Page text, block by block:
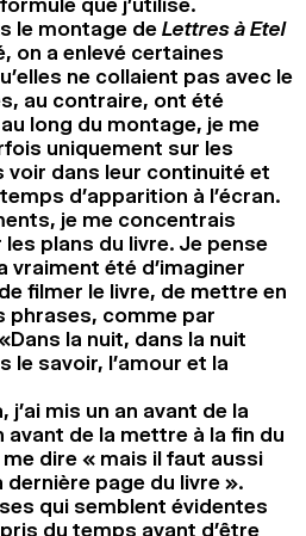
le montage de Lettres à Etel
on a enlevé certaines
ne collaient pas avec le
au contraire, ont été
long du montage, je me
uniquement sur les
voir dans leur continuité et
d’apparition à l’écran.
je me concentrais
plans du livre. Je pense
vraiment été d’imaginer
filmer le livre, de mettre en
phrases, comme par
la nuit, dans la nuit
le savoir, l’amour et la
mis un an avant de la
avant de la mettre à la fin du
dire « mais il faut aussi
dernière page du livre ».
qui semblent évidentes
du temps avant d’être